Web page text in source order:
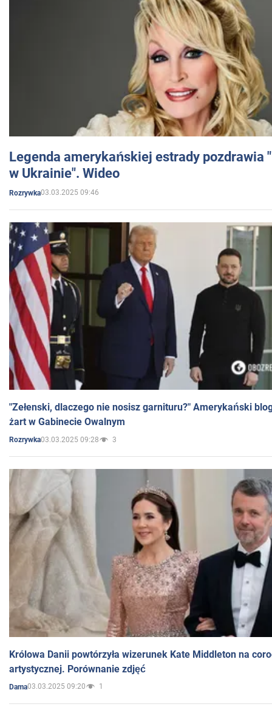
Legenda amerykańskiej estrady pozdrawia
w Ukrainie". Wideo
Rozrywka03.03.2025 09:46
"Zełenski, dlaczego nie nosisz garnituru?" Amerykański
żart w Gabinecie Owalnym
Rozrywka03.03.2025 09:28 3
Królowa Danii powtórzyła wizerunek Kate Middleton na
artystycznej. Porównanie zdjęć
Dama03.03.2025 09:20 1